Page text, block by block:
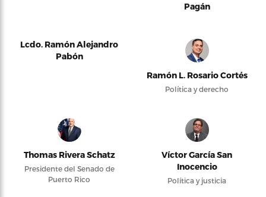
Pagán
Lcdo. Ramón Alejandro
Pabón
Ramón L. Rosario Cortés
Política y derecho
Thomas Rivera Schatz
Presidente del Senado de
Puerto Rico
Víctor García San
Inocencio
Política y justicia